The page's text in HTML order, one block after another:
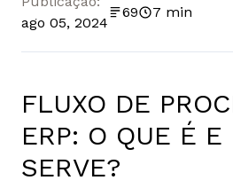
ago 05, 2024
69 7 min
FLUXO DE
ERP: O QUE É E
SERVE?